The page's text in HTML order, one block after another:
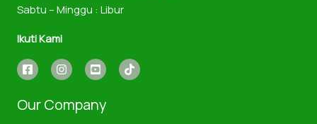
Sabtu – Minggu : Libur
Ikuti Kami
Our Company